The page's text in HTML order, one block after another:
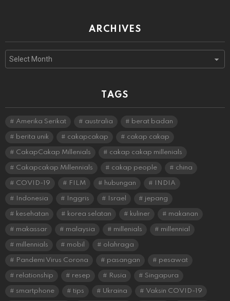
ARCHIVES
TAGS
Amerika Serikat australia berat badan
berita unik cakapcakap cakap cakap
CakapCakap Millenials cakap cakap millenials
Cakapcakap Millennials cakap people china
COVID-19 FILM hubungan INDIA
Indonesia Inggris Israel jepang
kesehatan korea selatan kuliner makanan
makassar malaysia millenials millennial
millennials mobil olahraga
Pandemi Virus Corona pasangan pesawat
relationship resep Rusia Singapura
smartphone tips Ukraina Vaksin COVID-19